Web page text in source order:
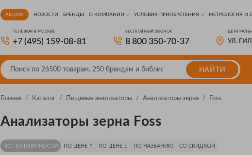
АКЦИИ НОВОСТИ БРЕНДЫ О КОМПАНИИ УСЛОВИЯ ПРИОБРЕТЕНИЯ МЕТРОЛОГИЯ И
ТЕЛЕФОН В МОСКВЕ
+7 (495) 159-08-81
БЕСПЛАТНЫЙ ЗВОНОК
8 800 350-70-37 УЛ.
НАЙТИ
Главная / Каталог / Пищевые анализаторы / Анализаторы зерна / Foss
Анализаторы зерна Foss
ПО ПОПУЛЯРНОСТИ ПО ЦЕНЕ ↑ ПО ЦЕНЕ ↓ ПО НАЗВАНИЮ СО СКИДКОЙ